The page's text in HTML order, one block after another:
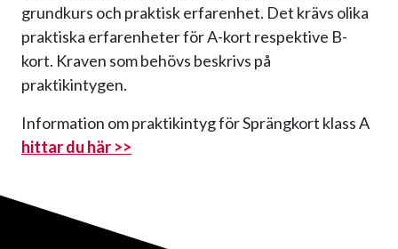
grundkurs och praktisk erfarenhet. Det krävs olika
praktiska erfarenheter för A-kort respektive B-
kort. Kraven som behövs beskrivs på
praktikintygen.
Information om praktikintyg för Sprängkort klass A
hittar du här >>